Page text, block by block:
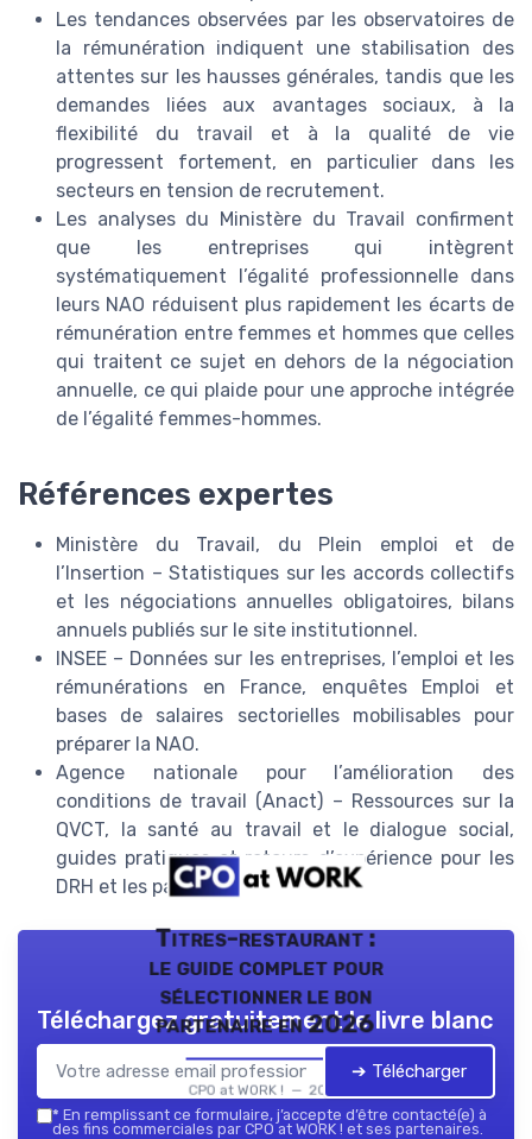
Les tendances observées par les observatoires de
la rémunération indiquent une stabilisation des
attentes sur les hausses générales, tandis que les
demandes liées aux avantages sociaux, à la
flexibilité du travail et à la qualité de vie
progressent fortement, en particulier dans les
secteurs en tension de recrutement.
Les analyses du Ministère du Travail confirment
que les entreprises qui intègrent
systématiquement l’égalité professionnelle dans
leurs NAO réduisent plus rapidement les écarts de
rémunération entre femmes et hommes que celles
qui traitent ce sujet en dehors de la négociation
annuelle, ce qui plaide pour une approche intégrée
de l’égalité femmes-hommes.
Références expertes
Ministère du Travail, du Plein emploi et de
l’Insertion – Statistiques sur les accords collectifs
et les négociations annuelles obligatoires, bilans
annuels publiés sur le site institutionnel.
INSEE – Données sur les entreprises, l’emploi et les
rémunérations en France, enquêtes Emploi et
bases de salaires sectorielles mobilisables pour
préparer la NAO.
Agence nationale pour l’amélioration des
conditions de travail (Anact) – Ressources sur la
QVCT, la santé au travail et le dialogue social,
guides pratiques et retours d’expérience pour les
DRH et les partenaires sociaux.
Titres-restaurant :
le guide complet pour
sélectionner le bon
partenaire en 2026
CPO at WORK ! — 2026
Téléchargez gratuitement le livre blanc
➔ Télécharger
* En remplissant ce formulaire, j’accepte d’être contacté(e) à
des fins commerciales par CPO at WORK ! et ses partenaires.